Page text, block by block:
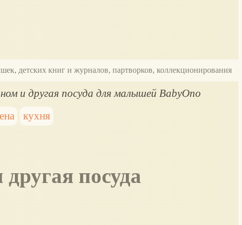
детских книг и журналов, партворков, коллекционирования
и другая посуда для малышей BabyOno
кухня